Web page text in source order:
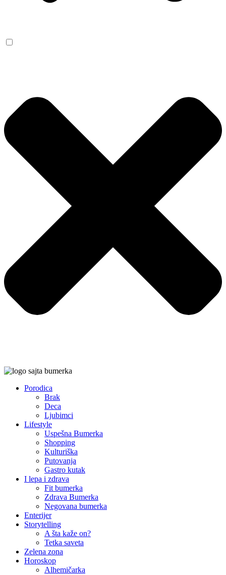
Porodica
Brak
Deca
Ljubimci
Lifestyle
Uspešna Bumerka
Shopping
Kulturiška
Putovanja
Gastro kutak
I lepa i zdrava
Fit bumerka
Zdrava Bumerka
Negovana bumerka
Enterijer
Storytelling
A šta kaže on?
Tetka saveta
Zelena zona
Horoskop
Alhemičarka